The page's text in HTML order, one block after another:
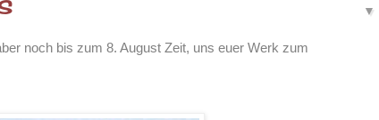
noch bis zum 8. August Zeit, uns euer Werk zum
▼